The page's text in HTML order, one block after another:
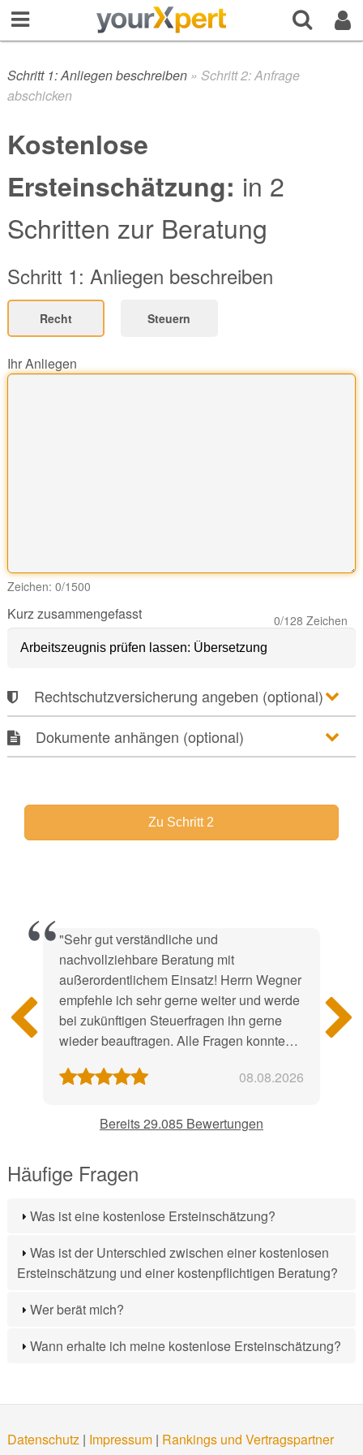
Schritt 1: Anliegen beschreiben » Schritt 2: Anfrage
abschicken
Kostenlose
Ersteinschätzung: in 2
Schritten zur Beratung
Schritt 1: Anliegen beschreiben
Recht Steuern
Ihr Anliegen
Zeichen: 0/1500
Kurz zusammengefasst 0/128 Zeichen
Rechtschutzversicherung angeben (optional)
Dokumente anhängen (optional)
"Sehr gut verständliche und
nachvollziehbare Beratung mit
außerordentlichem Einsatz! Herrn Wegner
empfehle ich sehr gerne weiter und werde
bei zukünftigen Steuerfragen ihn gerne
wieder beauftragen. Alle Fragen konnten
08.08.2026
Bereits 29.085 Bewertungen
Häufige Fragen
Was ist eine kostenlose Ersteinschätzung?
Was ist der Unterschied zwischen einer kostenlosen
Ersteinschätzung und einer kostenpflichtigen Beratung?
Wer berät mich?
Wann erhalte ich meine kostenlose Ersteinschätzung?
Datenschutz| Impressum| Rankings und Vertragspartner